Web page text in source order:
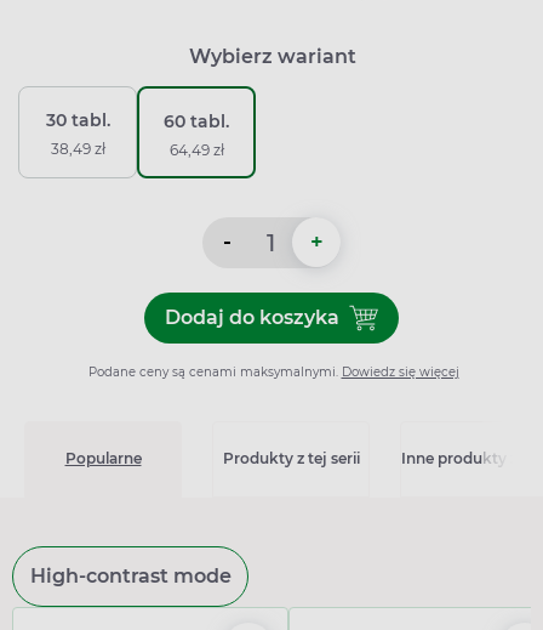
Wybierz wariant
30 tabl.
38,49 zł
60 tabl.
64,49 zł
- +
Dodaj do koszykaDodaj do koszyka Sinulan
Podane ceny są cenami maksymalnymi. Dowiedz się więcej
Popularne Produkty z tej serii Inne produkty z
High-contrast mode